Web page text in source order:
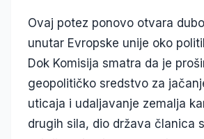
Ovaj potez ponovo otvara
unutar Evropske unije oko
Dok Komisija smatra da je
geopolitičko sredstvo za
uticaja i udaljavanje zemalja
drugih sila, dio država članica